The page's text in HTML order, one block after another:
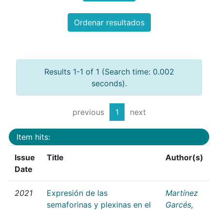
Ordenar resultados
Results 1-1 of 1 (Search time: 0.002
seconds).
previous 1 next
Item hits:
Issue
Date
Title Author(s)
2021
Expresión de las
semaforinas y plexinas en el
Martínez
Garcés,